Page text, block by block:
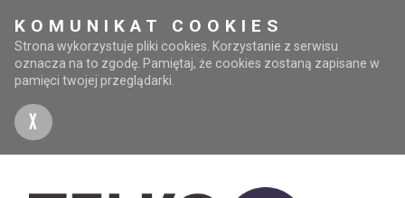
KOMUNIKAT COOKIES
Strona wykorzystuje pliki cookies. Korzystanie z serwisu
oznacza na to zgodę. Pamiętaj, że cookies zostaną zapisane w
pamięci twojej przeglądarki.
X